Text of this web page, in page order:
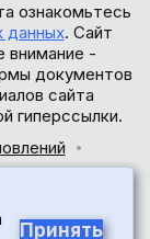
ознакомьтесь
данных. Сайт
внимание -
документов
сайта
гиперссылки.
Принять